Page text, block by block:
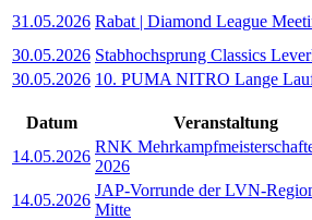
31.05.2026 Rabat | Diamond League
30.05.2026 Stabhochsprung Classics
30.05.2026 10. PUMA NITRO Lange
Datum Veranstaltung
14.05.2026
RNK
2026
14.05.2026
JAP-Vorrunde der LVN-
Mitte